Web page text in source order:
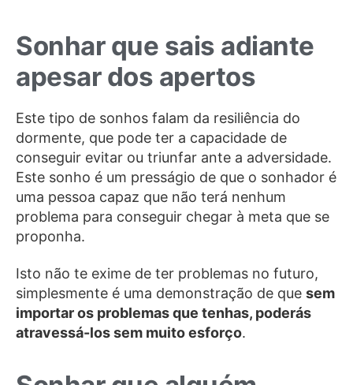
Sonhar que sais adiante
apesar dos apertos
Este tipo de sonhos falam da resiliência do
dormente, que pode ter a capacidade de
conseguir evitar ou triunfar ante a adversidade.
Este sonho é um presságio de que o sonhador é
uma pessoa capaz que não terá nenhum
problema para conseguir chegar à meta que se
proponha.
Isto não te exime de ter problemas no futuro,
simplesmente é uma demonstração de que sem
importar os problemas que tenhas, poderás
atravessá-los sem muito esforço.